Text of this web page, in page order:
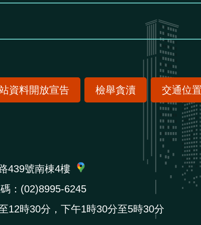
資料開放宣告 檢舉貪瀆 交通位
439號南棟4樓
：(02)8995-6245
時30分，下午1時30分至5時30分